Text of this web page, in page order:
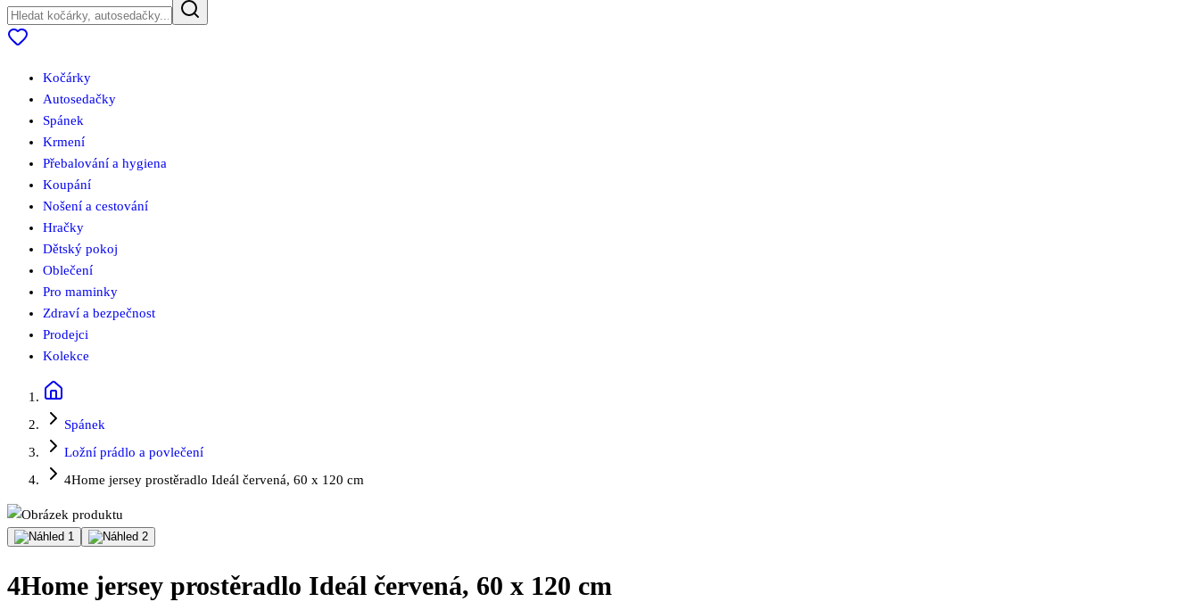
Kočárky
Autosedačky
Spánek
Krmení
Přebalování a hygiena
Koupání
Nošení a cestování
Hračky
Dětský pokoj
Oblečení
Pro maminky
Zdraví a bezpečnost
Prodejci
Kolekce
Spánek
Ložní prádlo a povlečení
4Home jersey prostěradlo Ideál červená, 60 x 120 cm
4Home jersey prostěradlo Ideál červená, 60 x 120 cm